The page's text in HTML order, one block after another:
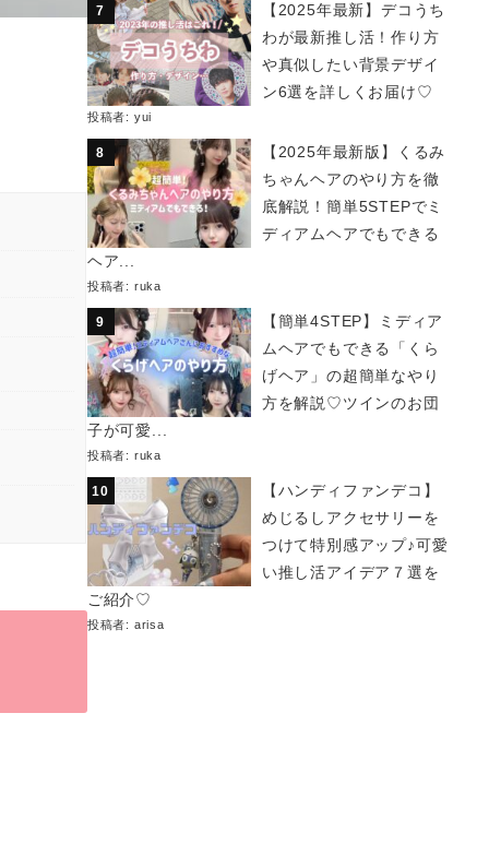
【2025年最新】デコうち
わが最新推し活！作り方
や真似したい背景デザイ
ン6選を詳しくお届け♡
投稿者: yui
【2025年最新版】くるみ
ちゃんヘアのやり方を徹
底解説！簡単5STEPでミ
ディアムヘアでもできる
ヘア...
投稿者: ruka
【簡単4STEP】ミディア
ムヘアでもできる「くら
げヘア」の超簡単なやり
方を解説♡ツインのお団
子が可愛...
投稿者: ruka
【ハンディファンデコ】
めじるしアクセサリーを
つけて特別感アップ♪可愛
い推し活アイデア７選を
ご紹介♡
投稿者: arisa